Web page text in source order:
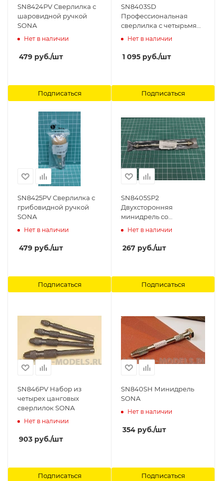
SN8424PV Сверлилка с
шаровидной ручкой
SONA
Нет в наличии
479 руб./шт
Подписаться
SN8403SD
Профессиональная
сверлилка с четырьмя
цангами SONA
Нет в наличии
1 095 руб./шт
Подписаться
SN8425PV Сверлилка с
грибовидной ручкой
SONA
Нет в наличии
479 руб./шт
Подписаться
SN8405SP2
Двухсторонняя
минидрель со
скользящим зажимом
Нет в наличии
267 руб./шт
Подписаться
SN846PV Набор из
четырех цанговых
сверлилок SONA
Нет в наличии
903 руб./шт
Подписаться
SN840SH Минидрель
SONA
Нет в наличии
354 руб./шт
Подписаться